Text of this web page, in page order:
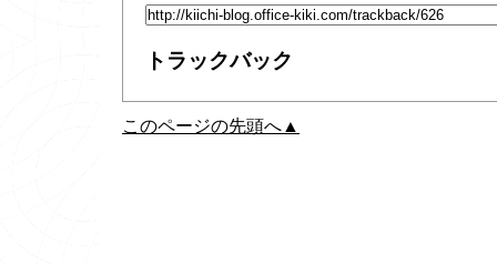
トラックバック
このページの先頭へ▲